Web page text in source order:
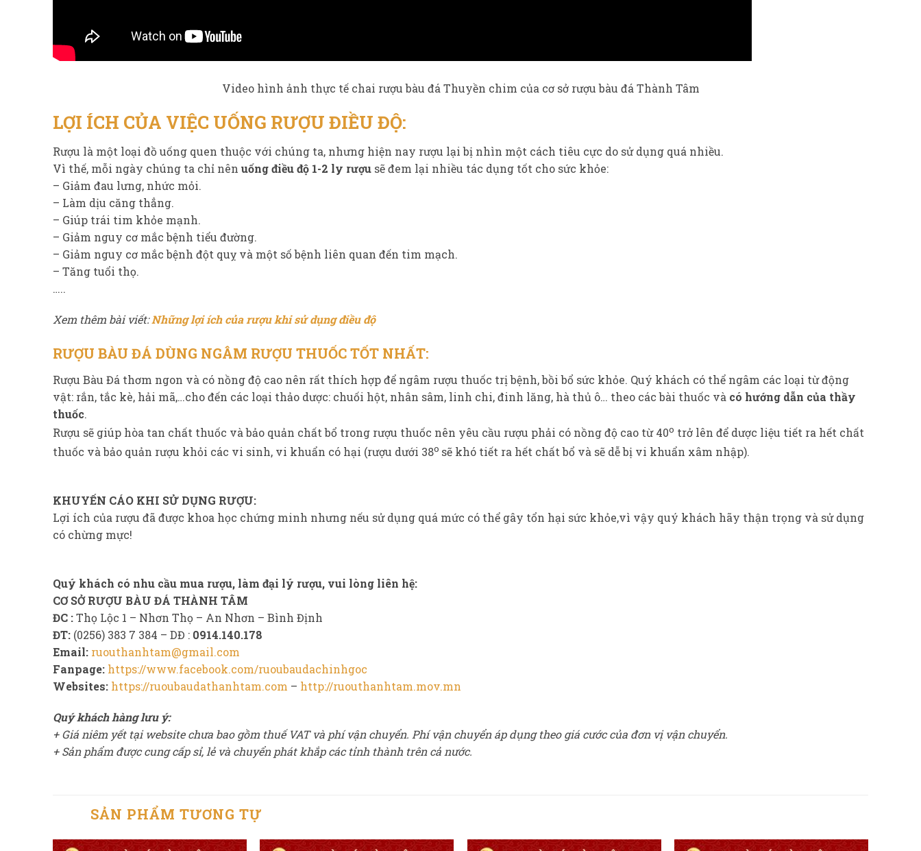
Video hình ảnh thực tế chai rượu bàu đá Thuyền chim của cơ sở rượu bàu đá Thành Tâm
LỢI ÍCH CỦA VIỆC UỐNG RƯỢU ĐIỀU ĐỘ:
Rượu là một loại đồ uống quen thuộc với chúng ta, nhưng hiện nay rượu lại bị nhìn một cách tiêu cực do sử dụng quá nhiều.
Vì thế, mỗi ngày chúng ta chỉ nên uống điều độ 1-2 ly rượu sẽ đem lại nhiều tác dụng tốt cho sức khỏe:
– Giảm đau lưng, nhức mỏi.
– Làm dịu căng thẳng.
– Giúp trái tim khỏe mạnh.
– Giảm nguy cơ mắc bệnh tiểu đường.
– Giảm nguy cơ mắc bệnh đột quỵ và một số bệnh liên quan đến tim mạch.
– Tăng tuổi thọ.
…..
Xem thêm bài viết:Những lợi ích của rượu khi sử dụng điều độ
RƯỢU BÀU ĐÁ DÙNG NGÂM RƯỢU THUỐC TỐT NHẤT:
Rượu Bàu Đá thơm ngon và có nồng độ cao nên rất thích hợp để ngâm rượu thuốc trị bệnh, bồi bổ sức khỏe. Quý khách có thể ngâm các loại từ động
vật: rắn, tắc kè, hải mã,…cho đến các loại thảo dược: chuối hột, nhân sâm, linh chi, đinh lăng, hà thủ ô… theo các bài thuốc và có hướng dẫn của thầy
thuốc.
Rượu sẽ giúp hòa tan chất thuốc và bảo quản chất bổ trong rượu thuốc nên yêu cầu rượu phải có nồng độ cao từ 40o trở lên để dược liệu tiết ra hết chất
thuốc và bảo quản rượu khỏi các vi sinh, vi khuẩn có hại (rượu dưới 38o sẽ khó tiết ra hết chất bổ và sẽ dễ bị vi khuẩn xâm nhập).
KHUYẾN CÁO KHI SỬ DỤNG RƯỢU:
Lợi ích của rượu đã được khoa học chứng minh nhưng nếu sử dụng quá mức có thể gây tổn hại sức khỏe,vì vậy quý khách hãy thận trọng và sử dụng
có chừng mực!
Quý khách có nhu cầu mua rượu, làm đại lý rượu, vui lòng liên hệ:
CƠ SỞ RƯỢU BÀU ĐÁ THÀNH TÂM
ĐC :Thọ Lộc 1 – Nhơn Thọ – An Nhơn – Bình Định
ĐT: (0256) 383 7 384 – DĐ : 0914.140.178
Email: ruouthanhtam@gmail.com
Fanpage: https://www.facebook.com/ruoubaudachinhgoc
Websites: https://ruoubaudathanhtam.com – http://ruouthanhtam.mov.mn
Quý khách hàng lưu ý:
+ Giá niêm yết tại website chưa bao gồm thuế VAT và phí vận chuyển. Phí vận chuyển áp dụng theo giá cước của đơn vị vận chuyển.
+ Sản phẩm được cung cấp sỉ, lẻ và chuyển phát khắp các tỉnh thành trên cả nước.
SẢN PHẨM TƯƠNG TỰ